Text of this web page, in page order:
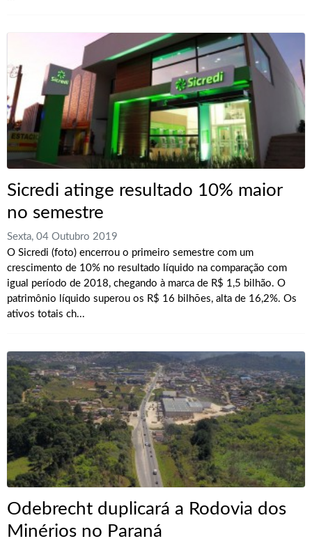
Sicredi atinge resultado 10% maior
no semestre
Sexta, 04 Outubro 2019
O Sicredi (foto) encerrou o primeiro semestre com um
crescimento de 10% no resultado líquido na comparação com
igual período de 2018, chegando à marca de R$ 1,5 bilhão. O
patrimônio líquido superou os R$ 16 bilhões, alta de 16,2%. Os
ativos totais ch...
Odebrecht duplicará a Rodovia dos
Minérios no Paraná